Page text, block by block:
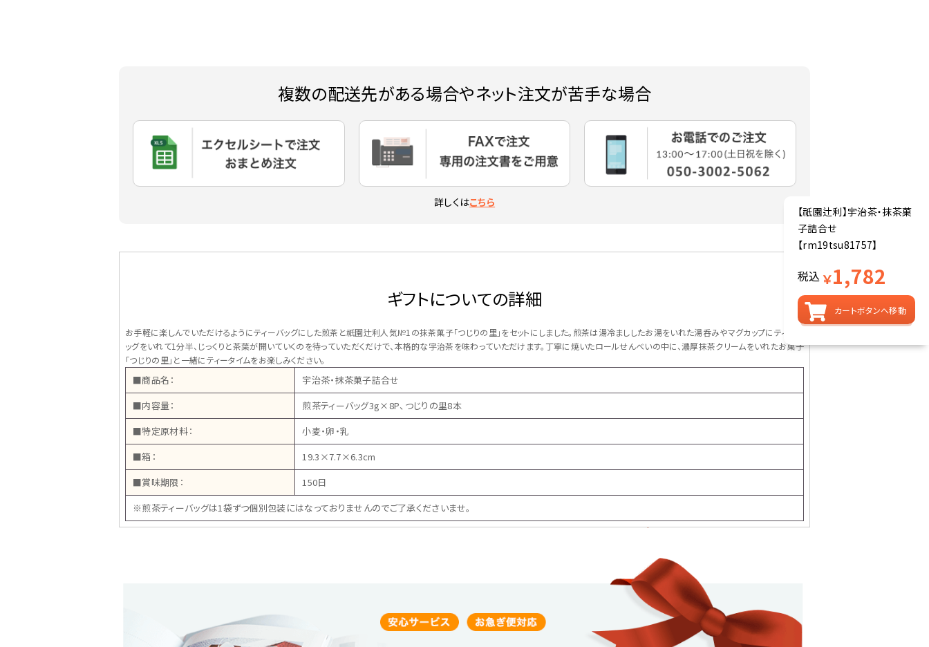
【祇園辻利】宇治茶・抹茶菓
子詰合せ
【rm19tsu81757】
税込 ￥1,782
カートボタンへ移動
複数の配送先がある場合やネット注文が苦手な場合
詳しくはこちら
ギフトについての詳細
お手軽に楽しんでいただけるようにティーバッグにした煎茶と祇園辻利人気№1の抹茶菓子「つじりの里」をセットにしました。煎茶は湯冷まししたお湯をいれた湯呑みやマグカップにティーバ
ッグをいれて1分半、じっくりと茶葉が開いていくのを待っていただくだけで、本格的な宇治茶を味わっていただけます。丁寧に焼いたロールせんべいの中に、濃厚抹茶クリームをいれたお菓子
「つじりの里」と一緒にティータイムをお楽しみください。
■商品名：
宇治茶・抹茶菓子詰合せ
■内容量：
煎茶ティーバッグ3g×8P、つじりの里8本
■特定原材料：
小麦・卵・乳
■箱：
19.3×7.7×6.3cm
■賞味期限：
150日
※煎茶ティーバッグは1袋ずつ個別包装にはなっておりませんのでご了承くださいませ。